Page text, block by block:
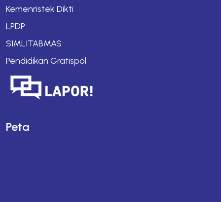
Kemenristek Dikti
LPDP
SIMLITABMAS
Pendidikan Gratispol
Peta